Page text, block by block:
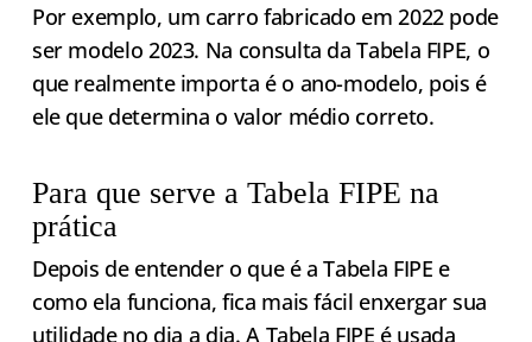
Por exemplo, um carro fabricado em 2022 pode
ser modelo 2023. Na consulta da Tabela FIPE, o
que realmente importa é o ano-modelo, pois é
ele que determina o valor médio correto.
Para que serve a Tabela FIPE na
prática
Depois de entender o que é a Tabela FIPE e
como ela funciona, fica mais fácil enxergar sua
utilidade no dia a dia. A Tabela FIPE é usada